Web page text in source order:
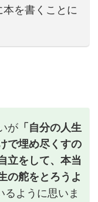
を書くことに
が「自分の人生
で埋め尽くすの
立をして、本当
の舵をとろうよ
るように思いま